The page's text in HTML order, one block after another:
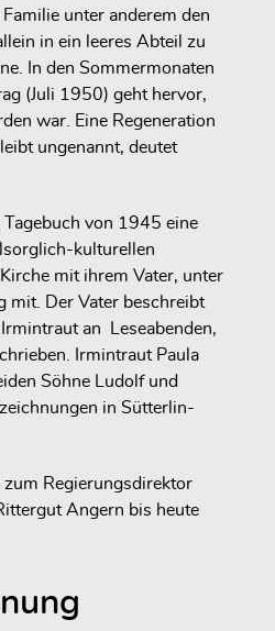
unter anderem den
in ein leeres Abteil zu
In den Sommermonaten
(Juli 1950) geht hervor,
war. Eine Regeneration
ungenannt, deutet
von 1945 eine
kulturellen
mit ihrem Vater, unter
mit. Der Vater beschreibt
an Leseabenden,
Irmintraut Paula
Söhne Ludolf und
in Sütterlin-
Regierungsdirektor
Angern bis heute